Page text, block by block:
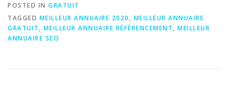
POSTED IN GRATUIT
TAGGED MEILLEUR ANNUAIRE 2020 , MEILLEUR ANNUAIRE
GRATUIT , MEILLEUR ANNUAIRE RÉFÉRENCEMENT, MEILLEUR
ANNUAIRE SEO